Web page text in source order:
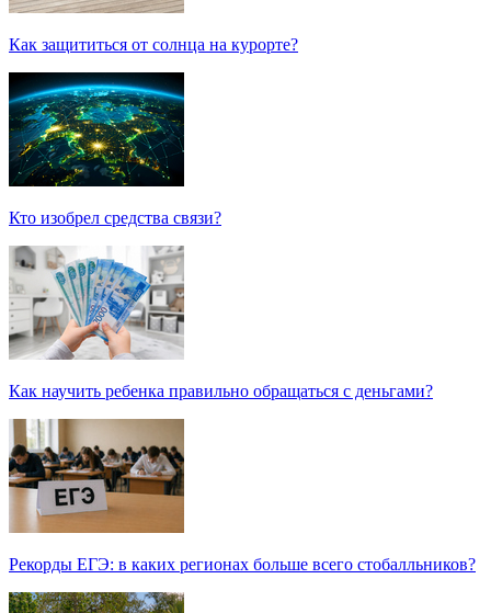
Как защититься от солнца на курорте?
Кто изобрел средства связи?
Как научить ребенка правильно обращаться с деньгами?
Рекорды ЕГЭ: в каких регионах больше всего стобалльников?